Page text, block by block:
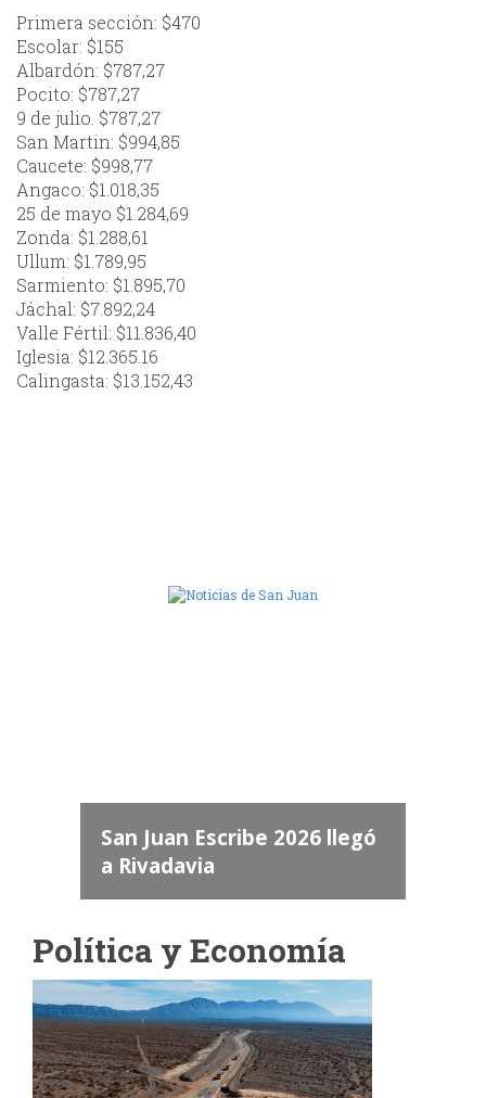
Primera sección: $470
Escolar: $155
Albardón: $787,27
Pocito: $787,27
9 de julio. $787,27
San Martin: $994,85
Caucete: $998,77
Angaco: $1.018,35
25 de mayo $1.284,69
Zonda: $1.288,61
Ullum: $1.789,95
Sarmiento: $1.895,70
Jáchal: $7.892,24
Valle Fértil: $11.836,40
Iglesia: $12.365.16
Calingasta: $13.152,43
San Juan Escribe 2026 llegó
a Rivadavia
Política y Economía